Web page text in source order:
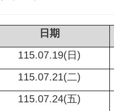
日期
115.07.19(日)
115.07.21(二)
115.07.24(五)